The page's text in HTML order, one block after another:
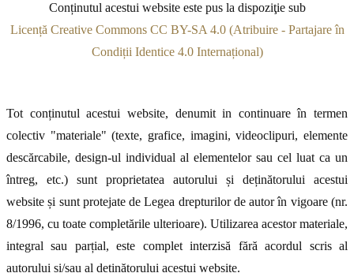
Conținutul acestui website este pus la dispoziţie sub
Licență Creative Commons CC BY-SA 4.0 (Atribuire - Partajare în
Condiții Identice 4.0 Internațional)
Tot conținutul acestui website, denumit in continuare în termen
colectiv "materiale" (texte, grafice, imagini, videoclipuri, elemente
descărcabile, design-ul individual al elementelor sau cel luat ca un
întreg, etc.) sunt proprietatea autorului și deținătorului acestui
website și sunt protejate de Legea drepturilor de autor în vigoare (nr.
8/1996, cu toate completările ulterioare). Utilizarea acestor materiale,
integral sau parțial, este complet interzisă fără acordul scris al
autorului și/sau al deținătorului acestui website.